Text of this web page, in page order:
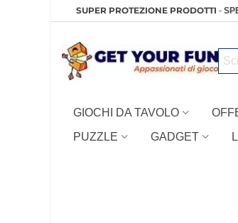
SUPER PROTEZIONE PRODOTTI -
GIOCHI DA TAVOLO
PUZZLE
GADGET